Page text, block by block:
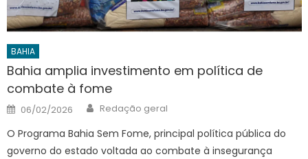
BAHIA
Bahia amplia investimento em política de
combate à fome
Posted
on
06/02/2026 Author
Redação geral
O Programa Bahia Sem Fome, principal política pública do
governo do estado voltada ao combate à insegurança